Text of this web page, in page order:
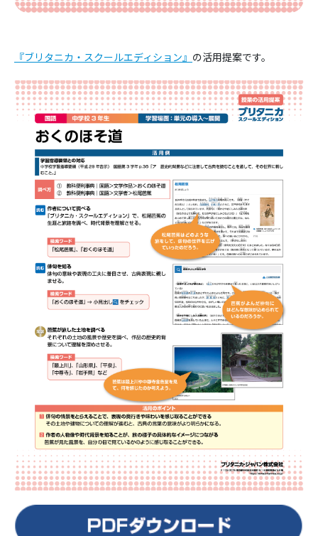
『ブリタニカ・スクールエディション』 の活用提案です。